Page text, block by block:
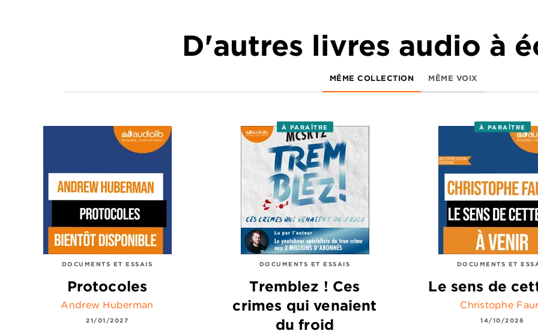
D'autres livres audio à
MÊME COLLECTION MÊME VOIX
DOCUMENTS ET ESSAIS
Protocoles
Andrew Huberman
21/01/2027
À PARAÎTRE
DOCUMENTS ET ESSAIS
Tremblez ! Ces
crimes qui venaient
du froid
À PARAÎTRE
DOCUMENTS ET
Le sens de
Christophe
14/10/2026